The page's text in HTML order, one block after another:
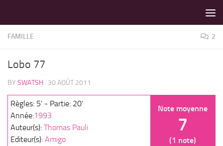
FAMILLE 2
Lobo 77
BY SWATSH · 30 AOÛT 2011
Note moyenne
7
(1 note)
Règles: 5' - Partie: 20'
Année:1993
Auteur(s): Thomas Pauli
Editeur(s): Amigo